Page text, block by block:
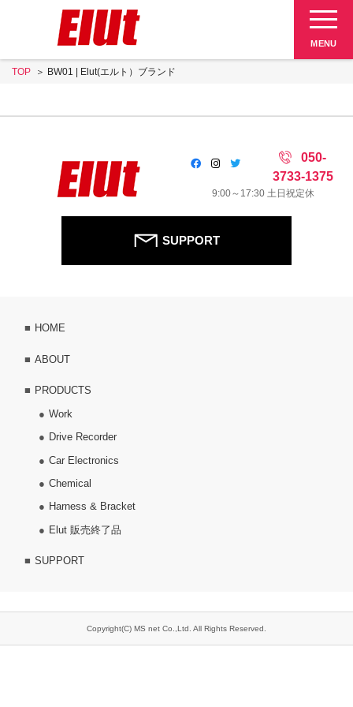
MENU
Elut 販売終了品
SUPPORT
TOP BW01 | Elut(エルト）ブランド
050-
3733-1375
9:00～17:30 土日祝定休
SUPPORT
HOME
ABOUT
PRODUCTS
Work
Drive Recorder
Car Electronics
Chemical
Harness & Bracket
Elut 販売終了品
SUPPORT
Copyright(C) MS net Co.,Ltd. All Rights Reserved.